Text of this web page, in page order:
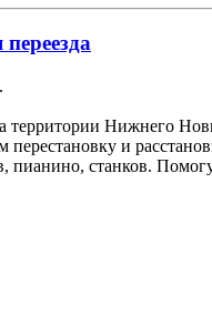
территории Нижнего
и
пианино, станков.